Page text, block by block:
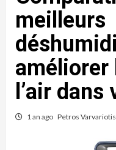
meilleurs
améliorer
l’air
1 an ago Petros Varvariotis